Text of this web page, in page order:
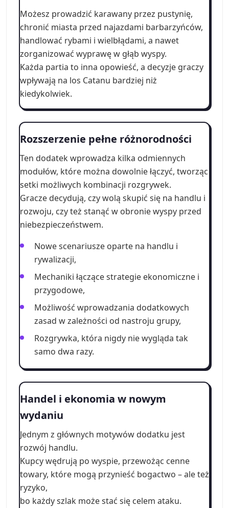
Możesz prowadzić karawany przez pustynię,
chronić miasta przed najazdami barbarzyńców,
handlować rybami i wielbłądami, a nawet
zorganizować wyprawę w głąb wyspy.
Każda partia to inna opowieść, a decyzje graczy
wpływają na los Catanu bardziej niż
kiedykolwiek.
Rozszerzenie pełne różnorodności
Ten dodatek wprowadza kilka odmiennych
modułów, które można dowolnie łączyć, tworząc
setki możliwych kombinacji rozgrywek.
Gracze decydują, czy wolą skupić się na handlu i
rozwoju, czy też stanąć w obronie wyspy przed
niebezpieczeństwem.
Nowe scenariusze oparte na handlu i
rywalizacji,
Mechaniki łączące strategie ekonomiczne i
przygodowe,
Możliwość wprowadzania dodatkowych
zasad w zależności od nastroju grupy,
Rozgrywka, która nigdy nie wygląda tak
samo dwa razy.
Handel i ekonomia w nowym
wydaniu
Jednym z głównych motywów dodatku jest
rozwój handlu.
Kupcy wędrują po wyspie, przewożąc cenne
towary, które mogą przynieść bogactwo – ale też
ryzyko,
bo każdy szlak może stać się celem ataku.